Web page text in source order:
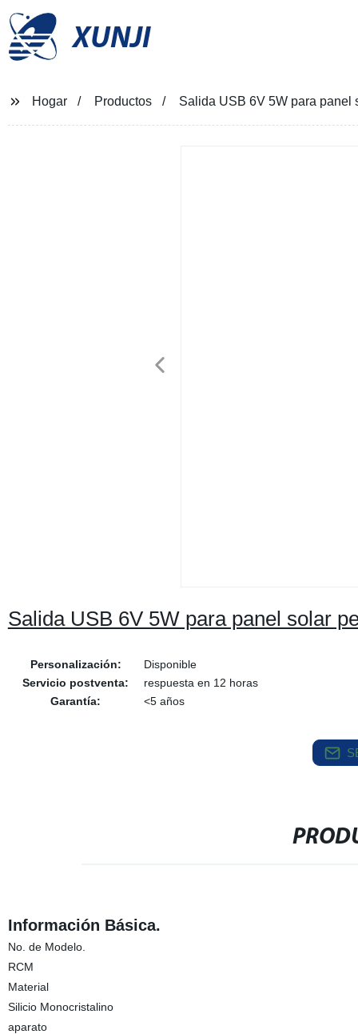
XUNJI
Hogar Productos Salida USB 6V 5W para panel
Salida USB 6V 5W para panel solar
Personalización:
Disponible
Servicio postventa:
respuesta en 12 horas
Garantía:
<5 años
Información Básica.
No. de Modelo.
RCM
Material
Silicio Monocristalino
aparato